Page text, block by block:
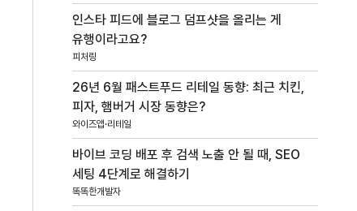
인스타 피드에 블로그 덤프샷을 올리는 게
유행이라고요?
피처링
26년 6월 패스트푸드 리테일 동향: 최근 치킨,
피자, 햄버거 시장 동향은?
와이즈앱·리테일
바이브 코딩 배포 후 검색 노출 안 될 때, SEO
세팅 4단계로 해결하기
똑똑한개발자